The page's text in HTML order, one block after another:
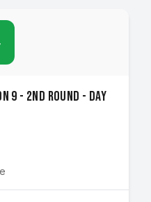
9 - 2nd Round - Day